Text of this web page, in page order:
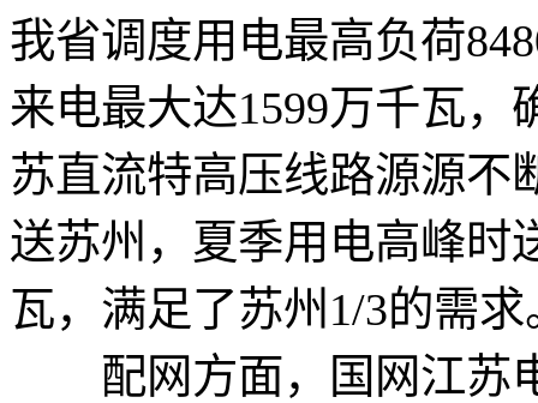
我省调度用电最高负荷
来电最大达1599万千瓦
苏直流特高压线路源源不
送苏州，夏季用电高峰时
瓦，满足了苏州1/3的需求
配网方面，国网江苏